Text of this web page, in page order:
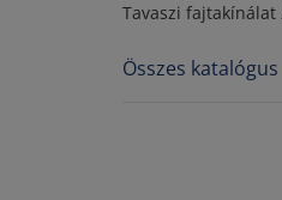
Tavaszi fajtakínálat
Összes katalógus